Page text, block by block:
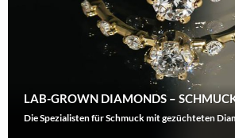
LAB-GROWN DIAMONDS –
Die Spezialisten für Schmuck mit gezüchteten